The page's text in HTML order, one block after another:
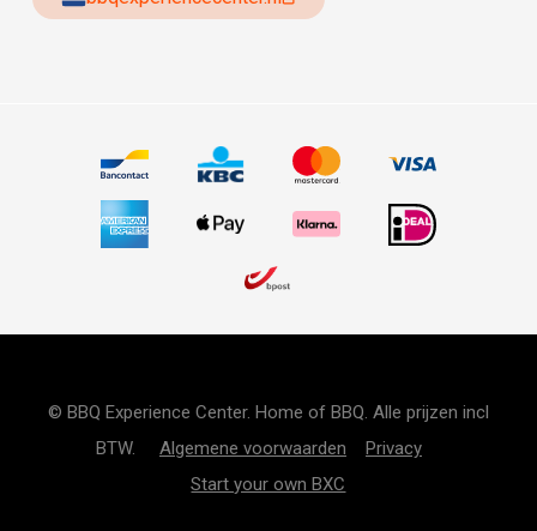
© BBQ Experience Center. Home of BBQ. Alle prijzen incl
BTW. Algemene voorwaarden
Privacy
Start your own BXC